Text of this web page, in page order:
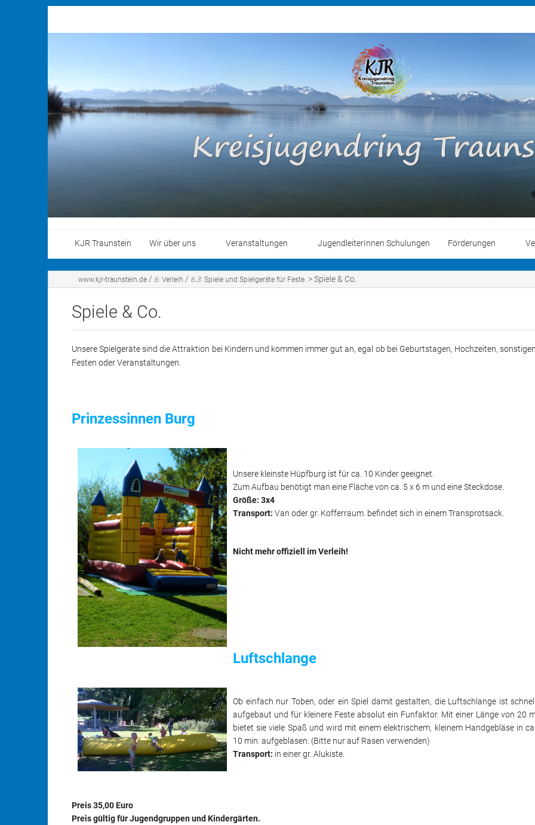
KJR Traunstein Wir über uns
Aufgaben und Ziele
Geschäftsstelle
Mitgliedsverbände
Veranstaltungen
Bastelangebote
Freizeiten
JugendleiterInnen Schulungen Förderungen
Förderungen des KJR
www.kjr-traunstein.de / 6: Verleih / 6.3: Spiele und Spielgeräte für Feste. >Spiele & Co.
Spiele & Co.
Unsere Spielgeräte sind die Attraktion bei Kindern und kommen immer gut an, egal ob bei Geburtstagen, Hochzeiten,
Festen oder Veranstaltungen.
Prinzessinnen Burg
Unsere kleinste Hüpfburg ist für ca. 10 Kinder geeignet.
Zum Aufbau benötigt man eine Fläche von ca. 5 x 6 m und eine Steckdose.
Größe: 3x4
Transport: Van oder gr. Kofferraum. befindet sich in einem Transprotsack.
Nicht mehr offiziell im Verleih!
Luftschlange
Ob einfach nur Toben, oder ein Spiel damit gestalten, die Luftschlange ist
aufgebaut und für kleinere Feste absolut ein Funfaktor. Mit einer Länge von 20
bietet sie viele Spaß und wird mit einem elektrischem, kleinem Handgebläse in
10 min. aufgeblasen. (Bitte nur auf Rasen verwenden)
Transport: in einer gr. Alukiste.
Preis 35,00 Euro
Preis gültig für Jugendgruppen und Kindergärten.